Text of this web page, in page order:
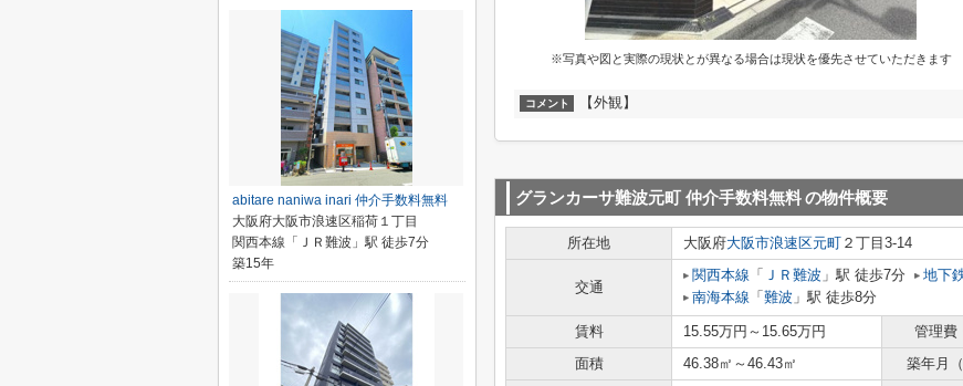
※写真や図と実際の現状とが異なる場合は現状を優先させていただきます
コメント 【外観】
グランカーサ難波元町 仲介手数料無料の物件概要
所在地 大阪府大阪市浪速区元町 ２丁目3-14
交通
関西本線 「 ＪＲ難波 」駅 徒歩7分 地下
南海本線 「 難波 」駅 徒歩8分
賃料 15.55万円～15.65万円 管理費
面積
46.38㎡～46.43㎡ 築年月
abitare naniwa inari 仲介手数料無料
大阪府大阪市浪速区稲荷１丁目
関西本線「ＪＲ難波」駅 徒歩7分
築15年